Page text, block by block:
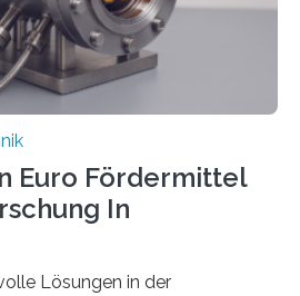
dem Erneuerbare-Energien-
Euro Fördermittel
In
Lösungen in der